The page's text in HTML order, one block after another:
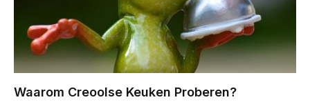
Waarom Creoolse Keuken Proberen?